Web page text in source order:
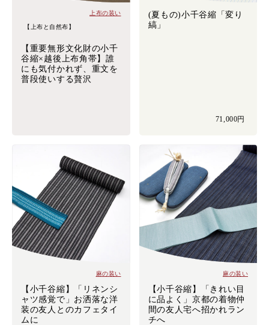
上布の装い
【上布と自然布】
【重要無形文化財の小千
谷縮×越後上布角帯】誰
にも気付かれず、重文を
普段使いする贅沢
(夏もの)小千谷縮「変り
縞」
71,000円
麻の装い
【小千谷縮】「リネンシ
ャツ感覚で」お洒落な洋
装の友人とのカフェタイ
ムに
麻の装い
【小千谷縮】「きれい目
に品よく」京都の着物仲
間の友人宅へ招かれラン
チへ